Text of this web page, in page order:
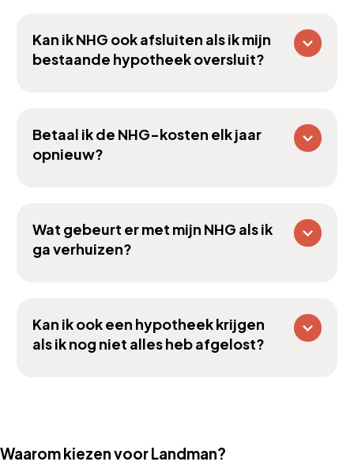
Kan ik NHG ook afsluiten als ik mijn
bestaande hypotheek oversluit?
Betaal ik de NHG-kosten elk jaar
opnieuw?
Wat gebeurt er met mijn NHG als ik
ga verhuizen?
Kan ik ook een hypotheek krijgen
als ik nog niet alles heb afgelost?
Waarom kiezen voor Landman?